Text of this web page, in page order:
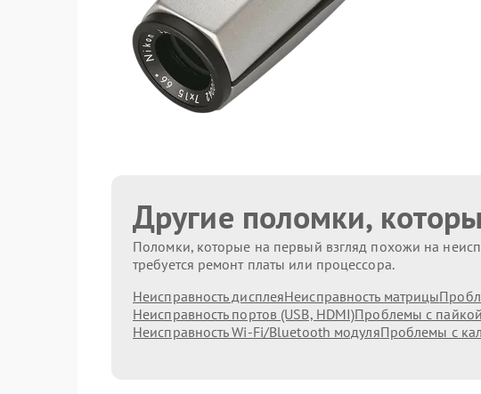
Другие поломки,
Поломки, которые на первый взгляд похожи на
требуется ремонт платы или процессора.
Неисправность дисплеяНеисправность матрицы
Неисправность портов (USB, HDMI)Проблемы с
Неисправность Wi-Fi/Bluetooth модуляПроблемы с